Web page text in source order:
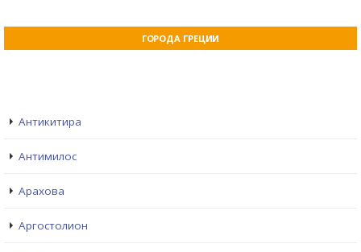
ГОРОДА ГРЕЦИИ
Антикитира
Антимилос
Арахова
Аргостолион